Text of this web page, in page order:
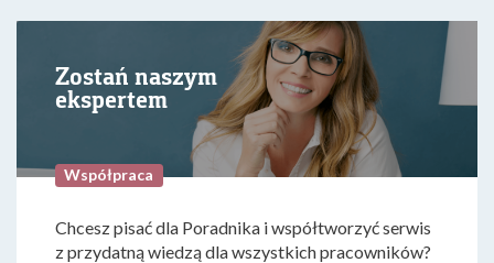
Zostań naszym
ekspertem
Współpraca
Chcesz pisać dla Poradnika i współtworzyć serwis
z przydatną wiedzą dla wszystkich pracowników?